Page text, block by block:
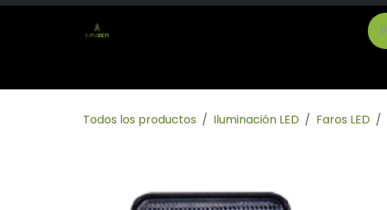
Ir al contenido
Todos los productos Iluminación LED Faros LED